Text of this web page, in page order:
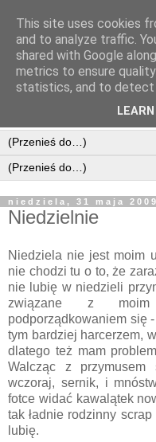
niedziela, 31 maja 2009
Niedzielnie
Niedziela nie jest moim
nie chodzi tu o to, że
nie lubię w niedzieli
związane z
podporządkowaniem się
tym bardziej harcerzem,
dlatego też mam
Walcząc z przymusem
wczoraj, sernik, i
fotce widać kawalątek
tak ładnie rodzinny
lubię.
This site uses cookies
and to analyze traffic.
shared with Google
metrics to ensure
statistics, and to detect